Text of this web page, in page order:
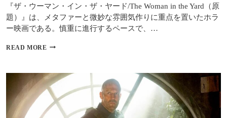
も
な
く
不
も
ギ
ャ
ン
グ・
ド
『ザ・ウーマン・イン・ザ・ヤード/The Woman in the Yard（原
題）』は、メタファーと微妙な雰囲気作りに重点を置いたホラ
ー映画である。慎重に進行するペースで、…
READ MORE ザ・
マ
ン・
イ
ン・
ザ・